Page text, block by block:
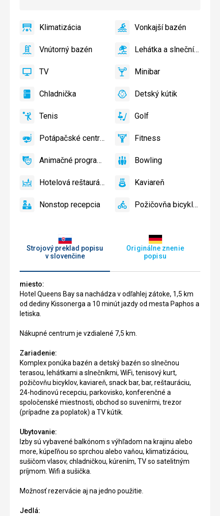
Strojový preklad popisu
v slovenčine
Originálne znenie
popisu
miesto:
Hotel Queens Bay sa nachádza v odľahlej zátoke, 1,5 km
od dediny Kissonerga a 10 minút jazdy od mesta Paphos a
letiska.
Nákupné centrum je vzdialené 7,5 km.
Zariadenie:
Komplex ponúka bazén a detský bazén so slnečnou
terasou, lehátkami a slnečníkmi, WiFi, tenisový kurt,
požičovňu bicyklov, kaviareň, snack bar, bar, reštauráciu,
24-hodinovú recepciu, parkovisko, konferenčné a
spoločenské miestnosti, obchod so suvenírmi, trezor
(prípadne za poplatok) a TV kútik.
Ubytovanie:
Izby sú vybavené balkónom s výhľadom na krajinu alebo
more, kúpeľňou so sprchou alebo vaňou, klimatizáciou,
sušičom vlasov, chladničkou, kúrením, TV so satelitným
príjmom. Wifi a sušička.
Možnosť rezervácie aj na jedno použitie.
Jedlá:
Klimatizácia
Klimatizácia
áno
VonkajšíVonkajší bazén
áno
Vnútorný
Vnútorný bazén
áno
Lehátka
slnečníky
bazéne
Lehátka a slnečníky pri bazéne zadarmo
áno
TV TV
áno
Minibar,Minibar
áno
Chladnička
Chladnička
áno
Detský
Detské
Detský
Detský kútik
áno
TenisTenis
áno Golf Golf
áno
Potápačské
Potápačské centrum
áno FitnessFitness
áno
Animačné
Animačné programy
áno BowlingBowling
áno
Hotelová
Hotelová reštaurácia
áno KaviareňKaviareň
áno
NonstopNonstop recepcia
áno
Požičovňa
Požičovňa bicyklov
áno